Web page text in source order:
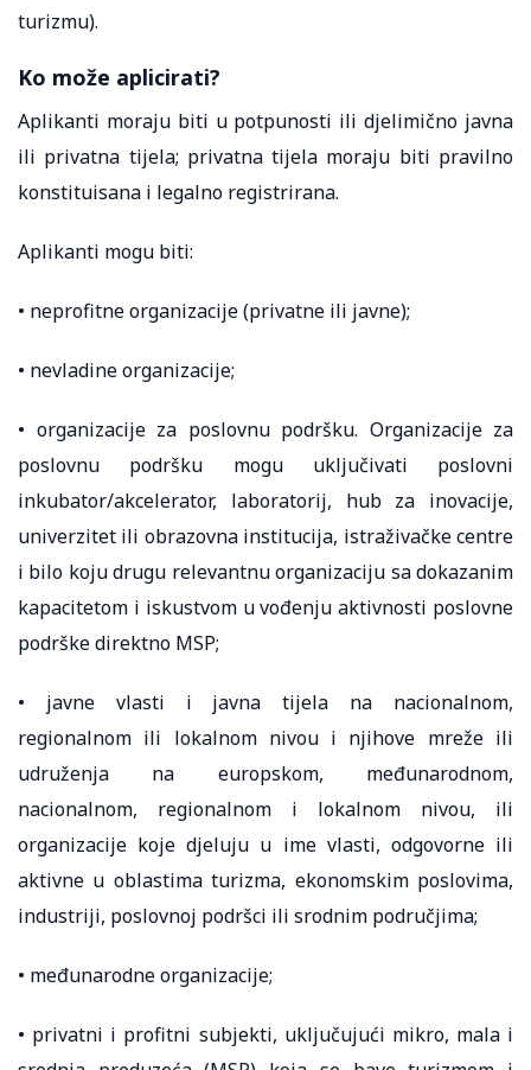
turizmu).
Ko može aplicirati?
Aplikanti moraju biti u potpunosti ili djelimično javna
ili privatna tijela; privatna tijela moraju biti pravilno
konstituisana i legalno registrirana.
Aplikanti mogu biti:
• neprofitne organizacije (privatne ili javne);
• nevladine organizacije;
• organizacije za poslovnu podršku. Organizacije za
poslovnu podršku mogu uključivati ​​poslovni
inkubator/akcelerator, laboratorij, hub za inovacije,
univerzitet ili obrazovna institucija, istraživačke centre
i bilo koju drugu relevantnu organizaciju sa dokazanim
kapacitetom i iskustvom u vođenju aktivnosti poslovne
podrške direktno MSP;
• javne vlasti i javna tijela na nacionalnom,
regionalnom ili lokalnom nivou i njihove mreže ili
udruženja na europskom, međunarodnom,
nacionalnom, regionalnom i lokalnom nivou, ili
organizacije koje djeluju u ime vlasti, odgovorne ili
aktivne u oblastima turizma, ekonomskim poslovima,
industriji, poslovnoj podršci ili srodnim područjima;
• međunarodne organizacije;
• privatni i profitni subjekti, uključujući mikro, mala i